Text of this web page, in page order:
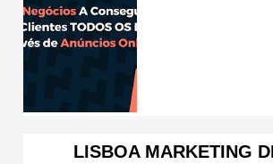
LISBOA MARKETING